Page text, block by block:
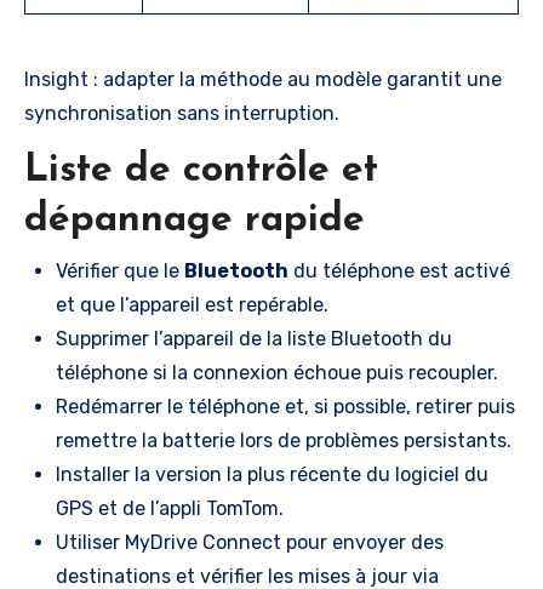
Insight : adapter la méthode au modèle garantit une
synchronisation sans interruption.
Liste de contrôle et
dépannage rapide
Vérifier que le Bluetooth du téléphone est activé
et que l’appareil est repérable.
Supprimer l’appareil de la liste Bluetooth du
téléphone si la connexion échoue puis recoupler.
Redémarrer le téléphone et, si possible, retirer puis
remettre la batterie lors de problèmes persistants.
Installer la version la plus récente du logiciel du
GPS et de l’appli TomTom.
Utiliser MyDrive Connect pour envoyer des
destinations et vérifier les mises à jour via